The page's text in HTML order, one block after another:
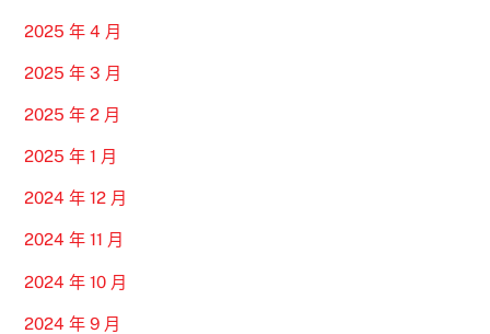
2025 年 4 月
2025 年 3 月
2025 年 2 月
2025 年 1 月
2024 年 12 月
2024 年 11 月
2024 年 10 月
2024 年 9 月